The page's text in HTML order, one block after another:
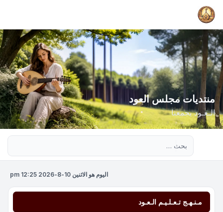
منتديات مجلس العود
الـعـود يجمعنا
اليوم هو الاثنين 10-8-2026 12:25 pm
مـنـهـج تـعـلـيـم الـعـود